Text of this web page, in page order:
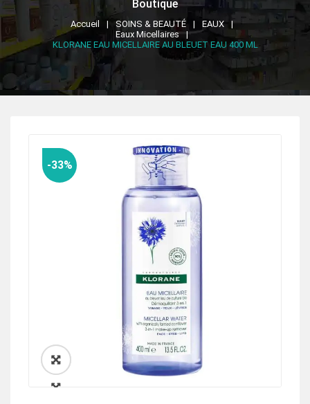
Boutique
Accueil SOINS & BEAUTÉ
EAUX
Eaux Micellaires
KLORANE EAU MICELLAIRE AU BLEUET EAU 400 ML
🔍
-33%